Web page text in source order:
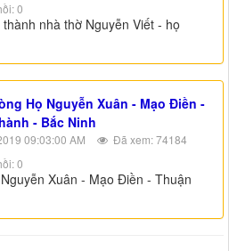
0
nhà thờ Nguyễn Viết - họ
Họ Nguyễn Xuân - Mạo Điền -
- Bắc Ninh
09:03:00 AM
Đã xem: 74184
0
Xuân - Mạo Điền - Thuận